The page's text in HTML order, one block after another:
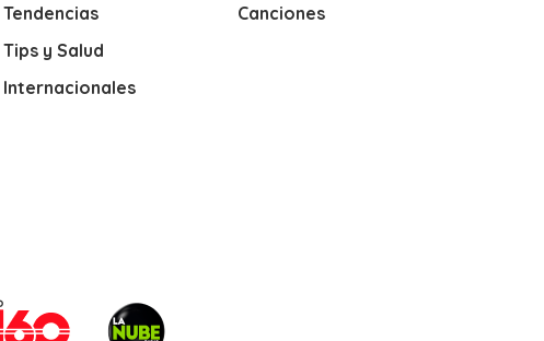
Tendencias
Tips y Salud
Internacionales
Canciones